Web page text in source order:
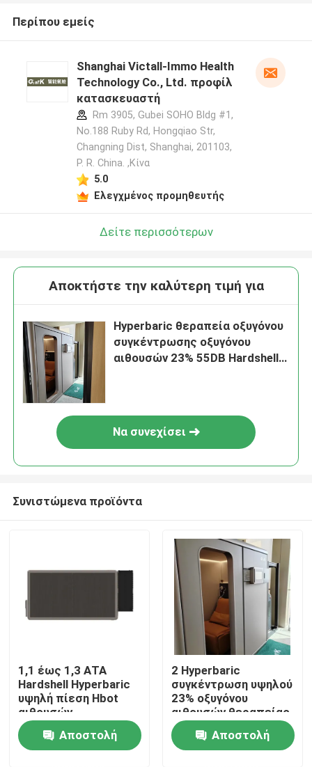
Σπίτι
Προϊόντα
Περίπου εμείς
Shanghai Victall-Immo Health
Technology Co., Ltd. προφίλ
κατασκευαστή
Rm 3905, Gubei SOHO Bldg #1,
No.188 Ruby Rd, Hongqiao Str,
Changning Dist, Shanghai, 201103,
P. R. China. ,Κίνα
5.0
Ελεγχμένος προμηθευτής
Δείτε περισσότερων
Αποκτήστε την καλύτερη τιμή για
Hyperbaric θεραπεία οξυγόνου
συγκέντρωσης οξυγόνου
αιθουσών 23% 55DB Hardshell
Να συνεχίσει
Συνιστώμενα προϊόντα
1,1 έως 1,3 ΑΤΑ
Hardshell Hyperbaric
υψηλή πίεση Hbot
αιθουσών
Αποστολή
2 Hyperbaric
συγκέντρωση υψηλού
23% οξυγόνου
αιθουσών θεραπείας
Hardshell ανθρώπων
Αποστολή